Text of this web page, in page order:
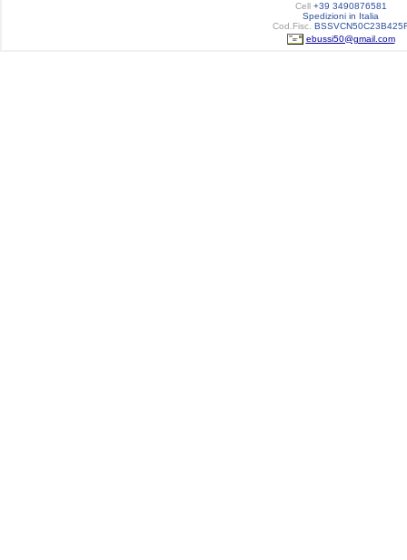
Cell+39 3490876581
Spedizioni in Italia
Cod.Fisc.
ebussi50@gmail.com